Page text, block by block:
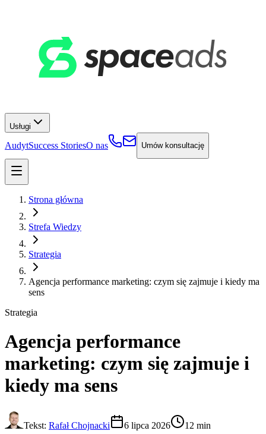
Usługi
AudytSuccess StoriesO nas Umów konsultację
Strona główna
Strefa Wiedzy
Strategia
Agencja performance marketing: czym się zajmuje i kiedy ma
sens
Strategia
Agencja performance
marketing: czym się zajmuje i
kiedy ma sens
Tekst: Rafał Chojnacki 6 lipca 2026 12 min